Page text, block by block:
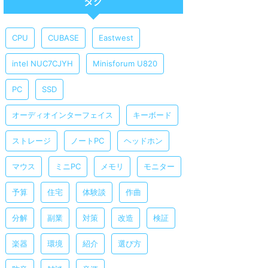
CPU CUBASE Eastwest
intel NUC7CJYH Minisforum U820
PC SSD
オーディオインターフェイス キーボード
ストレージ ノートPC ヘッドホン
マウス ミニPC メモリ モニター
予算 住宅 体験談 作曲
分解 副業 対策 改造 検証
楽器 環境 紹介 選び方